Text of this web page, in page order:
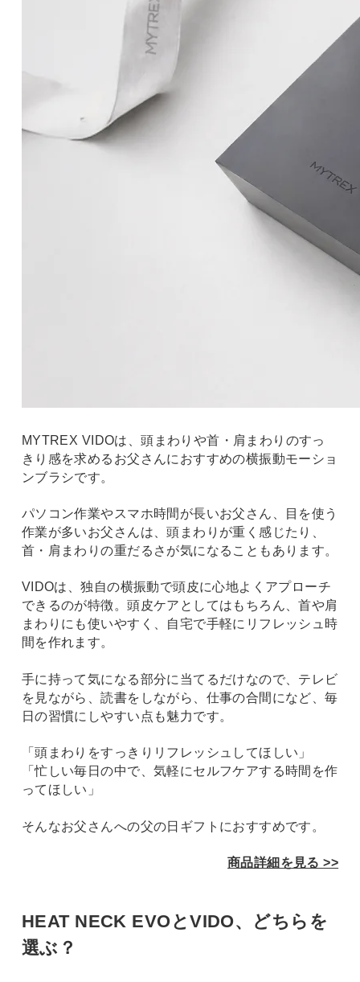
MYTREX VIDOは、頭まわりや首・肩まわりのすっ
きり感を求めるお父さんにおすすめの横振動モーショ
ンブラシです。
パソコン作業やスマホ時間が長いお父さん、目を使う
作業が多いお父さんは、頭まわりが重く感じたり、
首・肩まわりの重だるさが気になることもあります。
VIDOは、独自の横振動で頭皮に心地よくアプローチ
できるのが特徴。頭皮ケアとしてはもちろん、首や肩
まわりにも使いやすく、自宅で手軽にリフレッシュ時
間を作れます。
手に持って気になる部分に当てるだけなので、テレビ
を見ながら、読書をしながら、仕事の合間になど、毎
日の習慣にしやすい点も魅力です。
「頭まわりをすっきりリフレッシュしてほしい」
「忙しい毎日の中で、気軽にセルフケアする時間を作
ってほしい」
そんなお父さんへの父の日ギフトにおすすめです。
商品詳細を見る >>
HEAT NECK EVOとVIDO、どちらを
選ぶ？